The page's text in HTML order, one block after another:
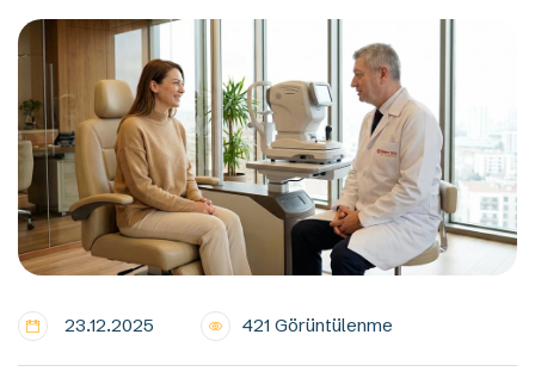
23.12.2025 421 Görüntülenme